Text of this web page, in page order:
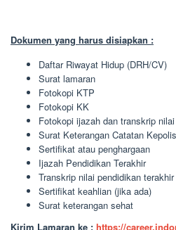
Dokumen yang harus disiapkan :
Daftar Riwayat Hidup (DRH/CV)
Surat lamaran
Fotokopi KTP
Fotokopi KK
Fotokopi ijazah dan transkrip nilai
Surat Keterangan Catatan
Sertifikat atau penghargaan
Ijazah Pendidikan Terakhir
Transkrip nilai pendidikan terakhir
Sertifikat keahlian (jika ada)
Surat keterangan sehat
Kirim Lamaran ke : https://